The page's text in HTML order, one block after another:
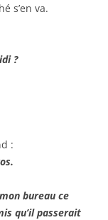
s’en va.
?
:
bureau ce
qu’il passerait